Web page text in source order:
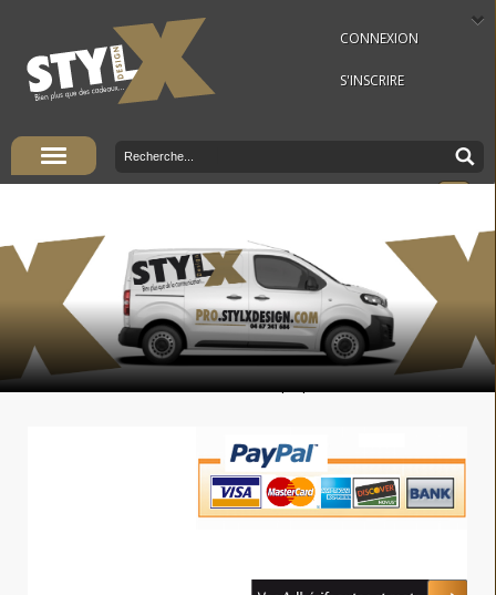
CONNEXION
S'INSCRIRE
Vous êtes ici :Accueil»Cadeaux publicitaires»
Cuisine/restauration»Roulette coupe pizza